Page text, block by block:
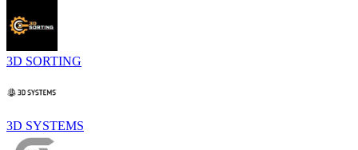
3D SORTING
3D SYSTEMS